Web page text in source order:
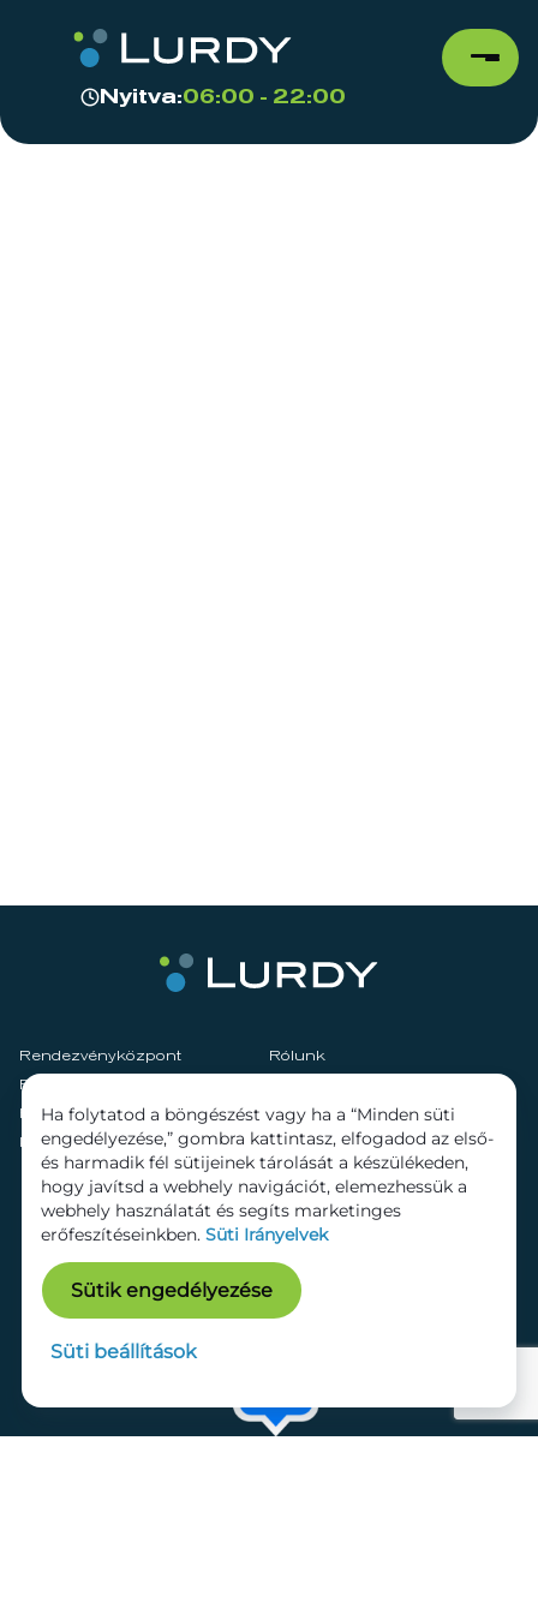
Nyitva:06:00 - 22:00
Rendezvényközpont
Rólunk
Fenntarthatóság
Hírek
Szolgáltatások
Kapcsolat
Bérelhető területek
Ha folytatod a böngészést vagy ha a “Minden süti
engedélyezése,” gombra kattintasz, elfogadod az első-
és harmadik fél sütijeinek tárolását a készülékeden,
hogy javítsd a webhely navigációt, elemezhessük a
webhely használatát és segíts marketinges
erőfeszítéseinkben. Süti Irányelvek
Sütik engedélyezése
Süti beállítások